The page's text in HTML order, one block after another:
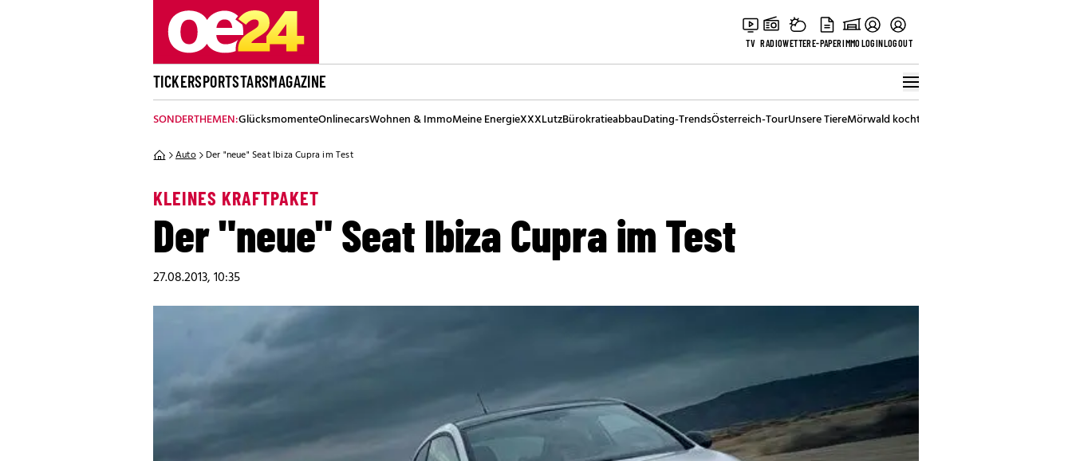
TV RADIOWETTERE-PAPERIMMOLOGINLOGOUT
TICKERSPORTSTARSMAGAZINE
SONDERTHEMEN:GlücksmomenteOnlinecarsWohnen & ImmoMeine EnergieXXXLutzBürokratieabbauDating-TrendsÖsterreich-TourUnsere TiereMörwald kocht
Auto Der "neue" Seat Ibiza Cupra im Test
KLEINES KRAFTPAKET
Der "neue" Seat Ibiza Cupra im Test
27.08.2013, 10:35